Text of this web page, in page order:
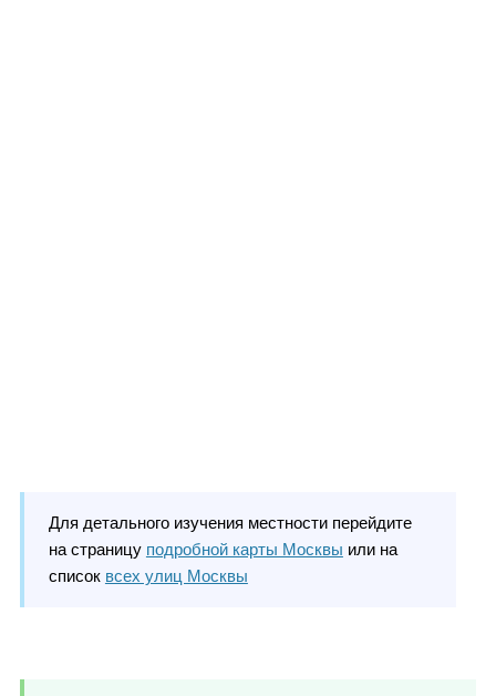
Для детального изучения местности перейдите
на страницу подробной карты Москвы или на
список всех улиц Москвы